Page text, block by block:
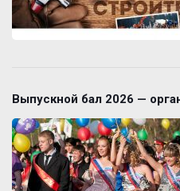
Выпускной бал 2026 —